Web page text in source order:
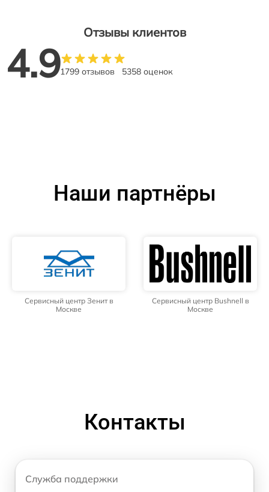
Отзывы клиентов
4.91799 отзывов 5358 оценок
Наши партнёры
Сервисный центр Зенит в
Москве
Сервисный центр Bushnell в
Москве
Контакты
Служба поддержки